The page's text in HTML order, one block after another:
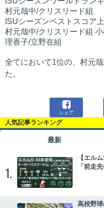
村元哉中/クリスリード組
ISUシーズンベストスコア
村元哉中/クリスリード組
理香子/立野在組
全てにおいて1位の、村元
た。

シェア
人気記事ランキング
最新
1.
【エル
「前走
高校野